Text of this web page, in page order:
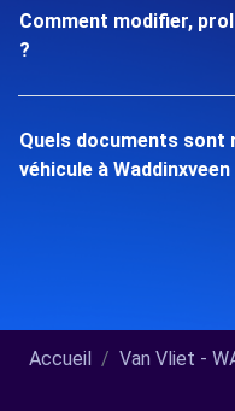
Comment modifier,
?
Quels documents sont
véhicule à Waddinxveen
Accueil Van Vliet -